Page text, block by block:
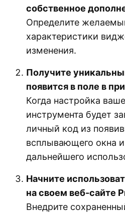
собственное
Определите
характеристики
изменения.
Получите
появится в поле в
Когда настройка
инструмента будет
личный код из
всплывающего окна и
дальнейшего
Начните
на своем веб-сайте
Внедрите